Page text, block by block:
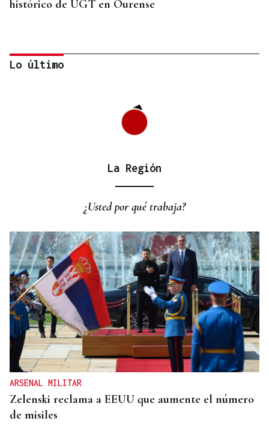
histórico de UGT en Ourense
entrada a las termas de Outariz
Lo último
La Región
¿Usted por qué trabaja?
ARSENAL MILITAR
Zelenski reclama a EEUU que aumente el número
de misiles